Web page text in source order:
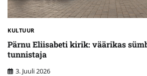
KULTUUR
Pärnu Eliisabeti kirik: väärikas
tunnistaja
3. Juuli 2026